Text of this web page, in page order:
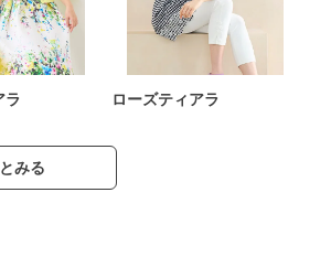
ラ ローズティアラ
みる